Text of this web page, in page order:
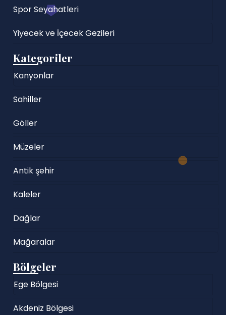
Spor Seyahatleri
Yiyecek ve İçecek Gezileri
Kategoriler
Kanyonlar
Sahiller
Göller
Müzeler
Antik şehir
Kaleler
Dağlar
Mağaralar
Bölgeler
Ege Bölgesi
Akdeniz Bölgesi